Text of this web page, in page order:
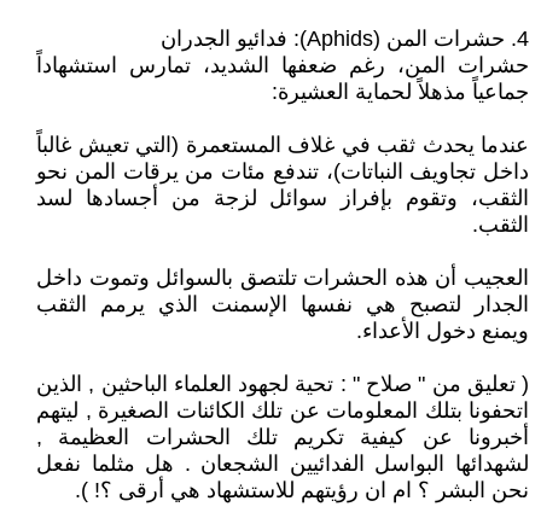
4. حشرات المن (Aphids): فدائيو الجدران
حشرات المن، رغم ضعفها الشديد، تمارس استشهاداً
جماعياً مذهلاً لحماية العشيرة:
عندما يحدث ثقب في غلاف المستعمرة (التي تعيش غالباً
داخل تجاويف النباتات)، تندفع مئات من يرقات المن نحو
الثقب، وتقوم بإفراز سوائل لزجة من أجسادها لسد
الثقب.
العجيب أن هذه الحشرات تلتصق بالسوائل وتموت داخل
الجدار لتصبح هي نفسها الإسمنت الذي يرمم الثقب
ويمنع دخول الأعداء.
( تعليق من " صلاح " : تحية لجهود العلماء الباحثين , الذين
اتحفونا بتلك المعلومات عن تلك الكائنات الصغيرة , ليتهم
أخبرونا عن كيفية تكريم تلك الحشرات العظيمة ,
لشهدائها البواسل الفدائيين الشجعان . هل مثلما نفعل
نحن البشر ؟ ام ان رؤيتهم للاستشهاد هي أرقى ؟! ).